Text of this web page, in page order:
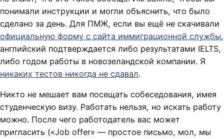
понимали инструкции и могли объяснить, что было
сделано за день. Для ПМЖ, если вы ещё не скачивали
официальную форму с сайта иммиграционной службы,
английский подтверждается либо результатами IELTS,
либо годом работы в новозеландской компании. Я
никаких тестов никогда не сдавал.
Никто не мешает вам посещать собеседования, имея
студенческую визу. Работать нельзя, но искать работу
можно. После чего работодатель вас может
пригласить («Job offer» — простое письмо, мол, мы